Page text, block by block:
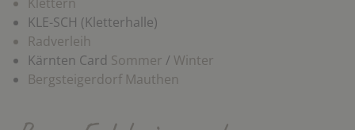
KLE-SCH (Kletterhalle)
Radverleih
Kärnten Card Sommer / Winter
Bergsteigerdorf Mauthen